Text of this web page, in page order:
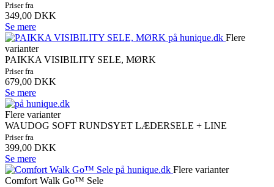
Priser fra
349,00 DKK
Se mere
Flere
varianter
PAIKKA VISIBILITY SELE, MØRK
Priser fra
679,00 DKK
Se mere
Flere varianter
WAUDOG SOFT RUNDSYET LÆDERSELE + LINE
Priser fra
399,00 DKK
Se mere
Flere varianter
Comfort Walk Go™ Sele